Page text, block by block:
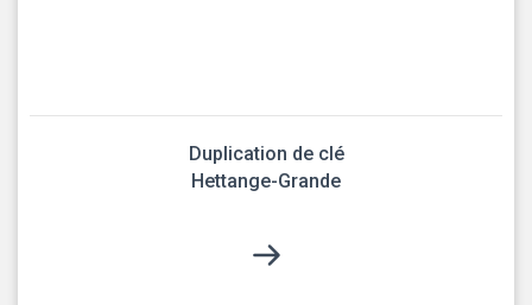
Duplication de clé
Hettange-Grande